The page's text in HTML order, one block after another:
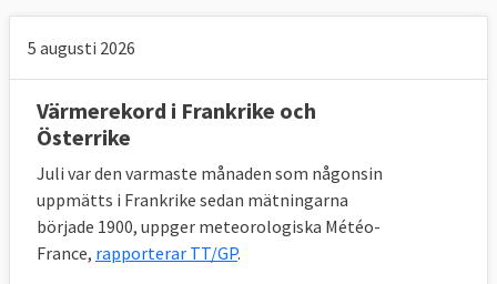
5 augusti 2026
Värmerekord i Frankrike och
Österrike
Juli var den varmaste månaden som någonsin
uppmätts i Frankrike sedan mätningarna
började 1900, uppger meteorologiska Météo-
France, rapporterar TT/GP.